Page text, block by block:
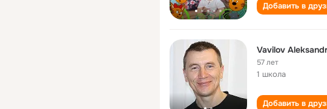
Добавить в
Vavilov Aleksandr
57 лет
1 школа
Добавить в